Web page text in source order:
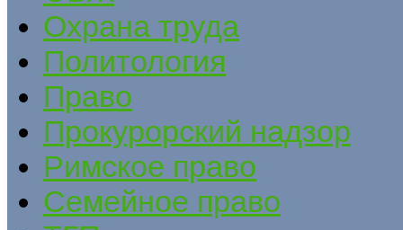
Охрана труда
Политология
Право
Прокурорский надзор
Римское право
Семейное право